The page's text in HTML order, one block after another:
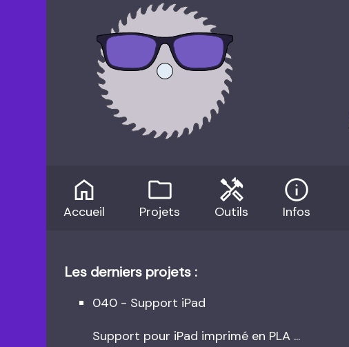
home
Accueil
folder
Projets
handyman
Outils
info
Infos
Les derniers projets :
040 - Support iPad
Support pour iPad imprimé en PLA ...